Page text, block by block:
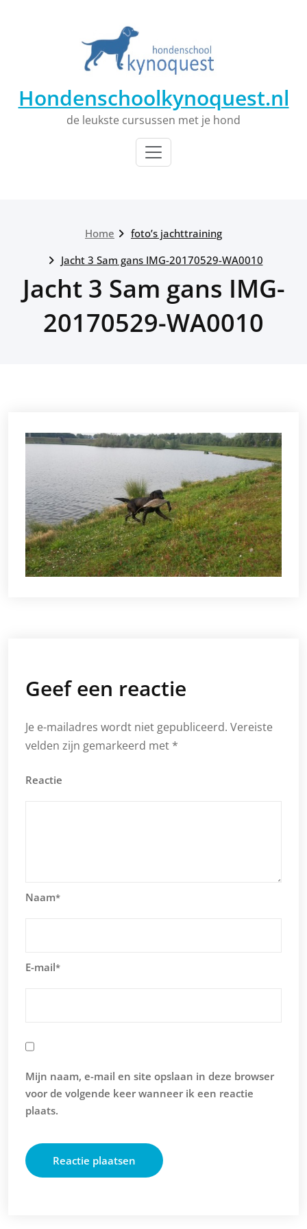
Hondenschoolkynoquest.nl
de leukste cursussen met je hond
Home
foto’s jachttraining
Jacht 3 Sam gans IMG-20170529-WA0010
Jacht 3 Sam gans IMG-
20170529-WA0010
Geef een reactie
Je e-mailadres wordt niet gepubliceerd. Vereiste
velden zijn gemarkeerd met *
Reactie
Naam*
E-mail*
Mijn naam, e-mail en site opslaan in deze browser
voor de volgende keer wanneer ik een reactie
plaats.